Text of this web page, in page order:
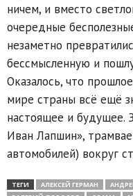
ничем, и вместо
очередные
незаметно
бессмысленную и
Оказалось, что
мире страны всё ещё
настоящее и будущее.
Иван Лапшин»,
автомобилей) вокруг
ТЕГИ АЛЕКСЕЙ ГЕРМАН